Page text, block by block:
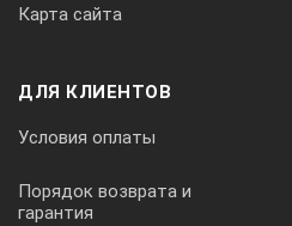
Карта сайта
ДЛЯ КЛИЕНТОВ
Условия оплаты
Порядок возврата и
гарантия